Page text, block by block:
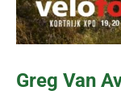
Greg Van